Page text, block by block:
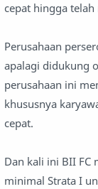
cepat hingga
Perusahaan
apalagi didukung
perusahaan ini
khususnya
cepat.
Dan kali ini BII FC
minimal Strata I